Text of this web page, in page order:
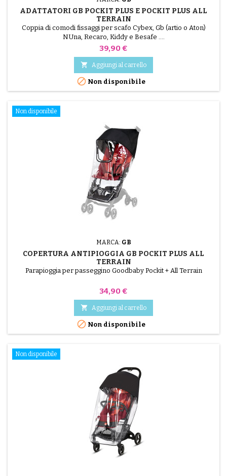
ADATTATORI GB POCKIT PLUS E POCKIT PLUS ALL
TERRAIN
Coppia di comodi fissaggi per scafo Cybex, Gb (artio o Aton)
NUna, Recaro, Kiddy e Besafe ....
Prezzo
39,90 €
 Aggiungi al carrello
 Non disponibile
Non disponibile
MARCA: GB
COPERTURA ANTIPIOGGIA GB POCKIT PLUS ALL
TERRAIN
Parapioggia per passeggino Goodbaby Pockit + All Terrain
Prezzo
34,90 €
 Aggiungi al carrello
 Non disponibile
Non disponibile